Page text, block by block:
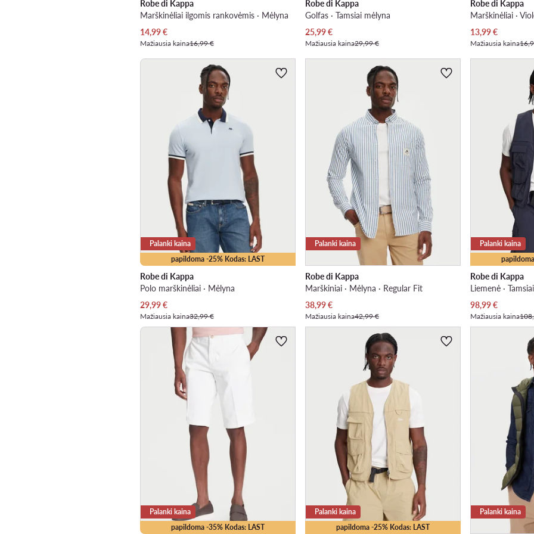
Robe di Kappa
Marškinėliai ilgomis rankovėmis · Mėlyna
Dabartinė kaina
14,99€
Mažiausia kaina16,99 €
Robe di Kappa
Golfas · Tamsiai mėlyna
Dabartinė kaina
25,99€
Mažiausia kaina29,99 €
Robe di Kappa
Marškinėliai ·
Dabartinė kaina
13,99€
Mažiausia kaina
papildoma -25% Kodas: LAST
Palanki kaina
Robe di Kappa
Polo marškinėliai · Mėlyna
Dabartinė kaina
29,99€
Mažiausia kaina32,99 €
Palanki kaina
Robe di Kappa
Marškiniai · Mėlyna · Regular Fit
Dabartinė kaina
38,99€
Mažiausia kaina42,99 €
Palanki kaina
Robe di Kappa
Liemenė ·
Dabartinė kaina
98,99€
Mažiausia kaina
papildoma -35% Kodas: LAST
Palanki kaina
papildoma -25% Kodas: LAST
Palanki kaina Palanki kaina